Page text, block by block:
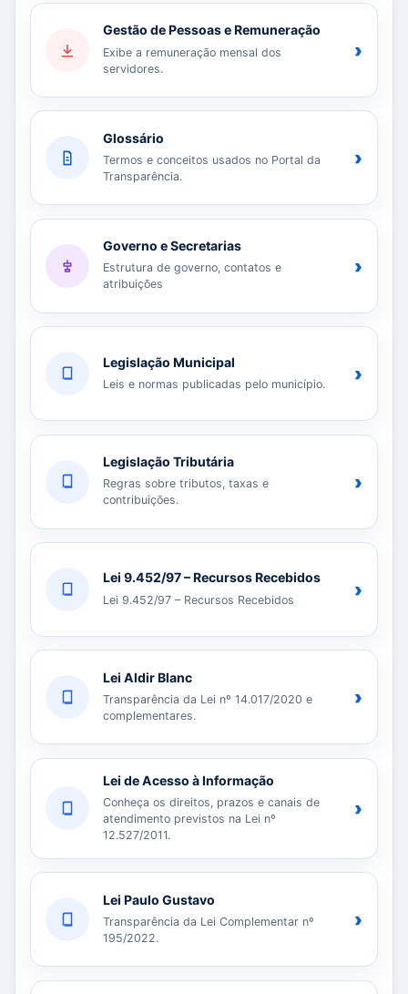
Gestão de Pessoas e Remuneração
Exibe a remuneração mensal dos
servidores.
›
Glossário
Termos e conceitos usados no Portal da
Transparência.
›
Governo e Secretarias
Estrutura de governo, contatos e
atribuições
›
Legislação Municipal
Leis e normas publicadas pelo município. ›
Legislação Tributária
Regras sobre tributos, taxas e
contribuições.
›
Lei 9.452/97 – Recursos Recebidos
Lei 9.452/97 – Recursos Recebidos ›
Lei Aldir Blanc
Transparência da Lei nº 14.017/2020 e
complementares.
›
Lei de Acesso à Informação
Conheça os direitos, prazos e canais de
atendimento previstos na Lei nº
12.527/2011.
›
Lei Paulo Gustavo
Transparência da Lei Complementar nº
195/2022.
›